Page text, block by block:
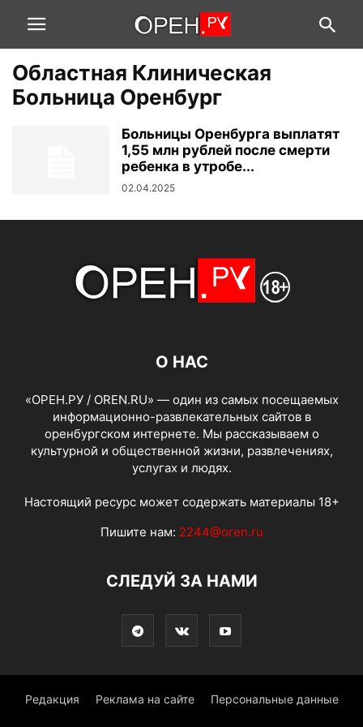
Областная Клиническая
Больница Оренбург
Больницы Оренбурга выплатят
1,55 млн рублей после смерти
ребенка в утробе...
02.04.2025
О НАС
«ОРЕН.РУ / OREN.RU» — один из самых посещаемых
информационно-развлекательных сайтов в
оренбургском интернете. Мы рассказываем о
культурной и общественной жизни, развлечениях,
услугах и людях.
Настоящий ресурс может содержать материалы 18+
Пишите нам: 2244@oren.ru
СЛЕДУЙ ЗА НАМИ
Редакция Реклама на сайте Персональные данные